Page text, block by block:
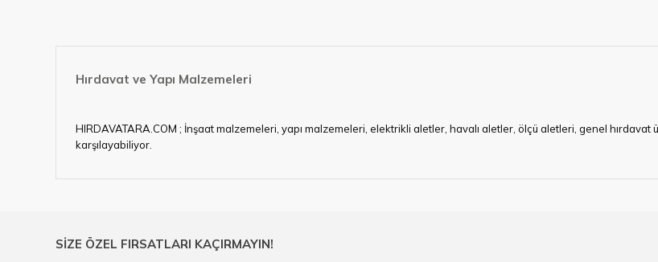
Hırdavat ve Yapı Malzemeleri
HIRDAVATARA.COM ; İnşaat malzemeleri, yapı malzemeleri, elektrikli aletler, havalı aletler, ölçü aletleri, genel hırdavat
karşılayabiliyor.
çelik cetvel, tel fırça, kalem havya, karot uç, pafta takımları, boru kesiciler, çektirme, kablo makası, pürmüz, lazerli mesafe
SİZE ÖZEL FIRSATLARI KAÇIRMAYIN!